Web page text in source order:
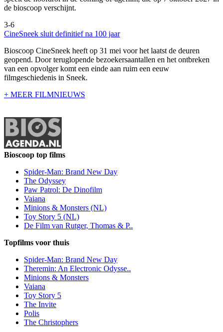
de bioscoop verschijnt.
3-6
CineSneek sluit definitief na 100 jaar
Bioscoop CineSneek heeft op 31 mei voor het laatst de deuren
geopend. Door teruglopende bezoekersaantallen en het ontbreken
van een opvolger komt een einde aan ruim een eeuw
filmgeschiedenis in Sneek.
+ MEER FILMNIEUWS
Bioscoop top films
Spider-Man: Brand New Day
The Odyssey
Paw Patrol: De Dinofilm
Vaiana
Minions & Monsters (NL)
Toy Story 5 (NL)
De Film van Rutger, Thomas & P..
Topfilms voor thuis
Spider-Man: Brand New Day
Theremin: An Electronic Odysse..
Minions & Monsters
Vaiana
Toy Story 5
The Invite
Polis
The Christophers